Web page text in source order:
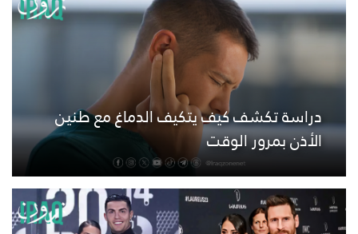
دراسة تكشف كيف يتكيف الدماغ مع طنين
الأذن بمرور الوقت